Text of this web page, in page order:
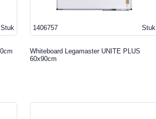
Stuk Stuk
1406757
Whiteboard Legamaster UNITE PLUS
60x90cm